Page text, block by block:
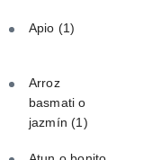
Apio (1)
Arroz
basmati o
jazmín(1)